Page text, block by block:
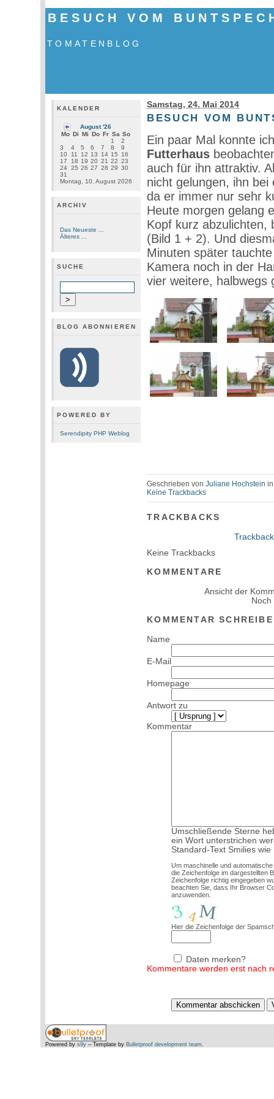
BESUCH VOM
TOMATENBLOG
KALENDER
August '26
Mo Di Mi Do Fr Sa So
Montag, 10. August 2026
1
2
3
4 5 6 7 8
9
10 11 12 13 14 15 16
17
18 19 20 21 22 23
24 25 26 27 28 29 30
31
ARCHIV
Das Neueste ...
Älteres ...
SUCHE
BLOG ABONNIEREN
POWERED BY
Serendipity PHP Weblog
Samstag, 24. Mai 2014
BESUCH VOM
Ein paar Mal konnte
Futterhaus
auch für ihn attraktiv.
nicht gelungen, ihn
da er immer nur sehr
Heute morgen gelang
Kopf kurz abzulichten,
(Bild 1 + 2). Und
Minuten später
Kamera noch in der
vier weitere, halbwegs
Geschrieben vonJuliane Hochstein
Keine Trackbacks
TRACKBACKS
Keine Trackbacks
KOMMENTARE
Ansicht der
KOMMENTAR
Name
E-Mail
Homepage
Antwort zu
Kommentar
Umschließende Sterne
ein Wort unterstrichen
Standard-Text Smilies
Um maschinelle und
die Zeichenfolge im dargestellten
Zeichenfolge richtig eingegeben
beachten Sie, dass Ihr Browser
anzuwenden.
Hier die Zeichenfolge der
Daten merken?
Kommentare werden erst nach
Powered by s9y– Template by Bulletproof development team